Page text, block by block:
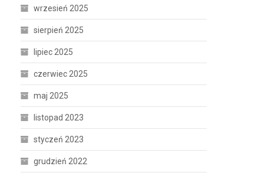
wrzesień 2025
sierpień 2025
lipiec 2025
czerwiec 2025
maj 2025
listopad 2023
styczeń 2023
grudzień 2022